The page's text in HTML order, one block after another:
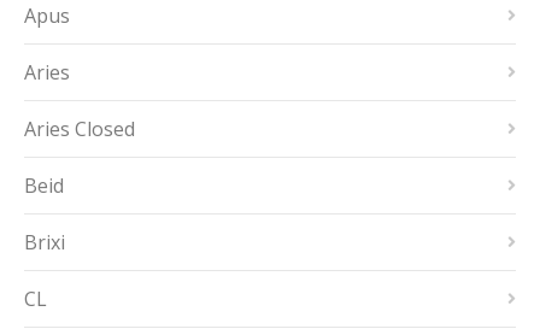
Apus
Aries
Aries Closed
Beid
Brixi
CL